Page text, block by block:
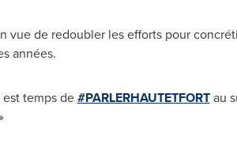
vue de redoubler les efforts pour
années.
temps de#PARLERHAUTETFORTau